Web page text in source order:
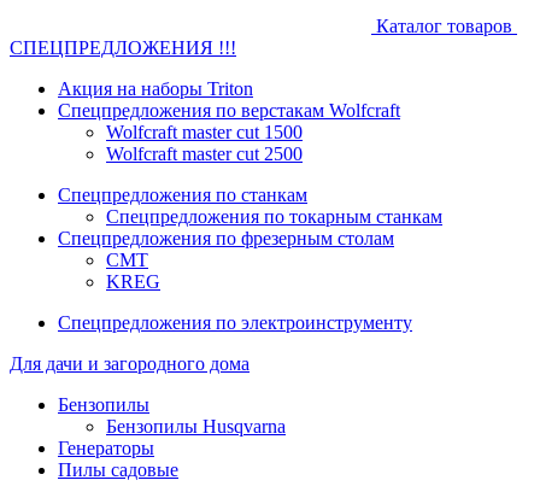
Каталог товаров
СПЕЦПРЕДЛОЖЕНИЯ !!!
Акция на наборы Triton
Спецпредложения по верстакам Wolfcraft
Wolfcraft master cut 1500
Wolfcraft master cut 2500
Спецпредложения по станкам
Спецпредложения по токарным станкам
Спецпредложения по фрезерным столам
CMT
KREG
Спецпредложения по электроинструменту
Для дачи и загородного дома
Бензопилы
Бензопилы Husqvarna
Генераторы
Пилы садовые